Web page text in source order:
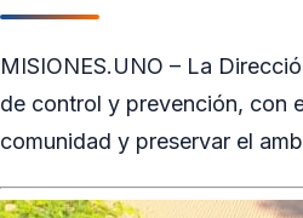
MISIONES.UNO – La
de control y prevención, con
comunidad y preservar el